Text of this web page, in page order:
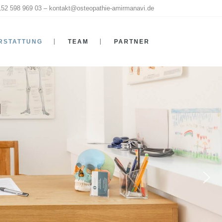
598 969 03 – kontakt@osteopathie-amirmanavi.de
TEAM PARTNER